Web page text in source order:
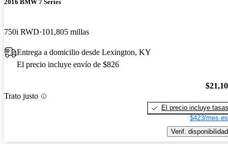
2016 BMW 7 Series
750i RWD 101,805 millas
Entrega a domicilio desde Lexington, KY
El precio incluye envío de $826
Trato justo
El precio incluye tasas
$423/mes
Verif. disponibilidad